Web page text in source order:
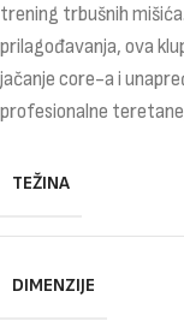
trening trbušnih
prilagođavanja, ova
jačanje core-a i
profesionalne
TEŽINA
DIMENZIJE